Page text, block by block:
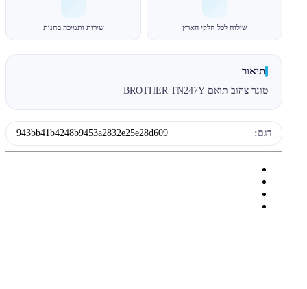
שילוח לכל חלקי הארץ שירות ותמיכה בחנות
תיאור
טונר צהוב תואם BROTHER TN247Y
דגם: 943bb41b4248b9453a2832e25e28d609